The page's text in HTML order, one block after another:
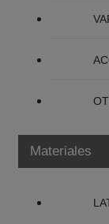
Materiales